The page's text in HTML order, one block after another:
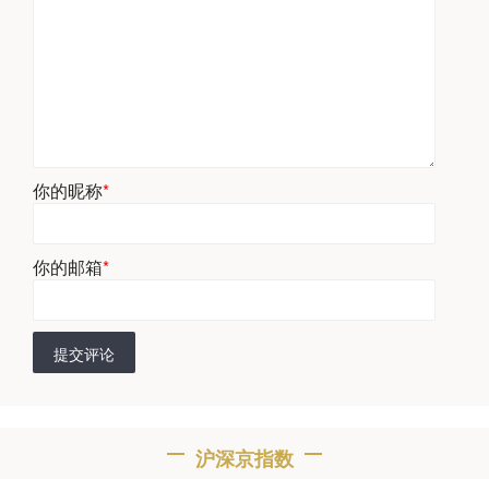
你的昵称*
你的邮箱*
提交评论
沪深京指数